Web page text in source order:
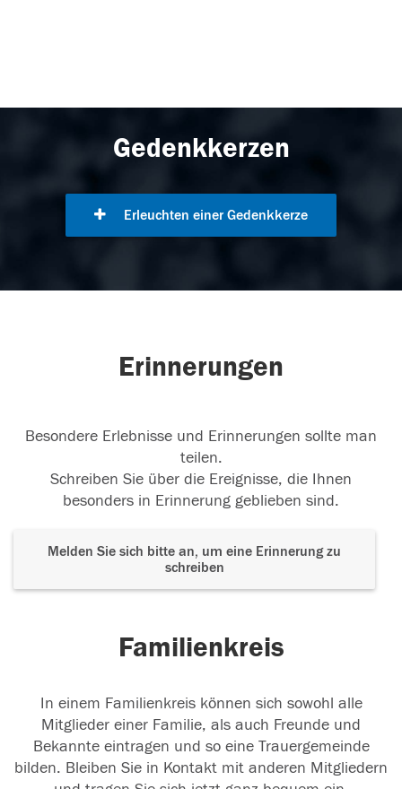
Gedenkkerzen
Erleuchten einer Gedenkkerze
Erinnerungen
Besondere Erlebnisse und Erinnerungen sollte man
teilen.
Schreiben Sie über die Ereignisse, die Ihnen
besonders in Erinnerung geblieben sind.
Melden Sie sich bitte an, um eine Erinnerung zu
schreiben
Familienkreis
In einem Familienkreis können sich sowohl alle
Mitglieder einer Familie, als auch Freunde und
Bekannte eintragen und so eine Trauergemeinde
bilden. Bleiben Sie in Kontakt mit anderen Mitgliedern